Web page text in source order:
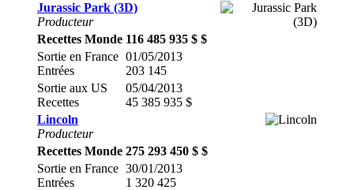
Jurassic Park (3D)
Producteur
Recettes Monde 116 485 935 $ $
Sortie en France
Entrées
01/05/2013
203 145
Sortie aux US
Recettes
05/04/2013
45 385 935 $
Lincoln
Producteur
Recettes Monde 275 293 450 $ $
Sortie en France
Entrées
30/01/2013
1 320 425